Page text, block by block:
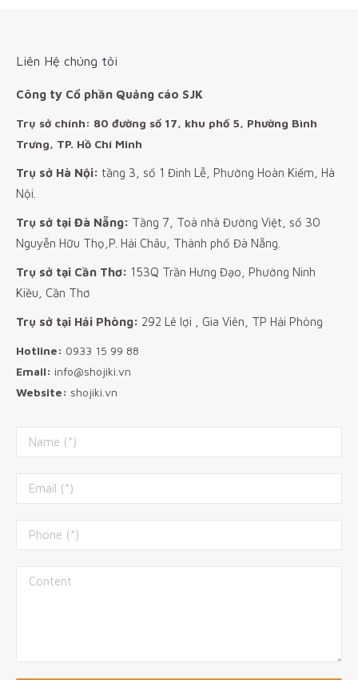
Liên Hệ chúng tôi
Công ty Cổ phần Quảng cáo SJK
Trụ sở chính: 80 đường số 17, khu phố 5, Phường Bình
Trưng, TP. Hồ Chí Minh
Trụ sở Hà Nội: tầng 3, số 1 Đinh Lễ, Phường Hoàn Kiếm, Hà
Nội.
Trụ sở tại Đà Nẵng: Tầng 7, Toà nhà Đường Việt, số 30
Nguyễn Hữu Thọ,P. Hải Châu, Thành phố Đà Nẵng.
Trụ sở tại Cần Thơ: 153Q Trần Hưng Đạo, Phường Ninh
Kiều, Cần Thơ
Trụ sở tại Hải Phòng: 292 Lê lợi , Gia Viên, TP Hải Phòng
Hotline: 0933 15 99 88
Email: info@shojiki.vn
Website: shojiki.vn